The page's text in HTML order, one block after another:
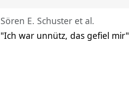
Sören E. Schuster et al.
"Ich war unnütz, das gefiel mir"